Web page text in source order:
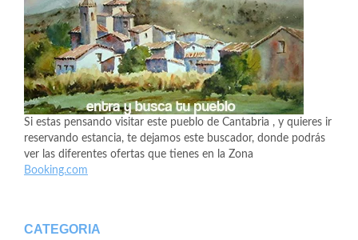
Si estas pensando visitar este pueblo de Cantabria , y quieres ir
reservando estancia, te dejamos este buscador, donde podrás
ver las diferentes ofertas que tienes en la Zona
Booking.com
CATEGORIA